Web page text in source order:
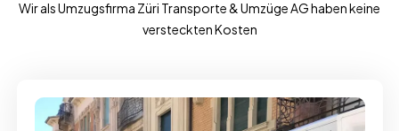
Wir als Umzugsfirma Züri Transporte & Umzüge AG haben keine
versteckten Kosten